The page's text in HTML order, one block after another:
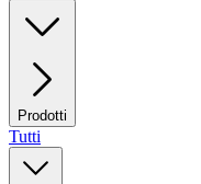
Prodotti
Tutti